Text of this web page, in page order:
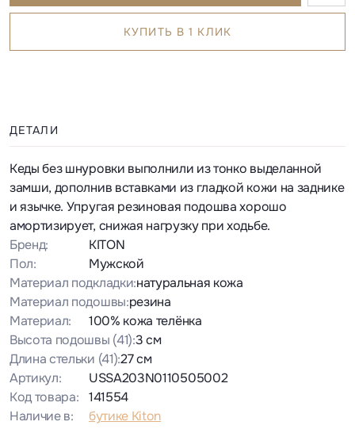
КУПИТЬ В 1 КЛИК
ДЕТАЛИ
Кеды без шнуровки выполнили из тонко выделанной
замши, дополнив вставками из гладкой кожи на заднике
и язычке. Упругая резиновая подошва хорошо
амортизирует, снижая нагрузку при ходьбе.
Бренд:
KITON
Пол:
Мужской
Материал подкладки:натуральная кожа
Материал подошвы:резина
Материал:
100% кожа телёнка
Высота подошвы (41):3 см
Длина стельки (41):27 см
Артикул:
USSA203N0110505002
Код товара:
141554
Наличие в:
бутике Kiton